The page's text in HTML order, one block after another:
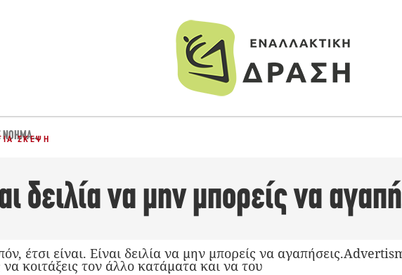
ΝΌΗΜΑ...
ΣΚΈΨΗ
δειλία να μην μπορείς να
έτσι είναι. Είναι δειλία να μην μπορείς να
να κοιτάξεις τον άλλο κατάματα και να του